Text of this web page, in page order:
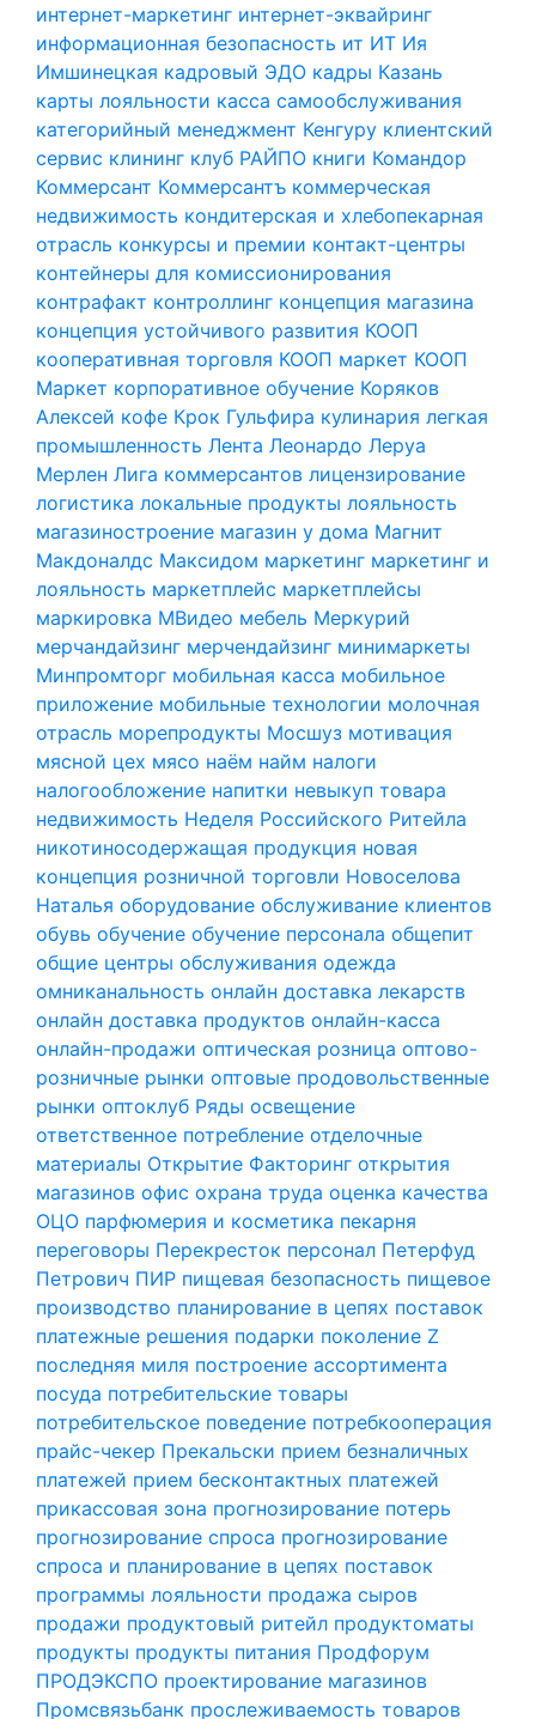
интернет-маркетинг интернет-эквайринг
информационная безопасность ит ИТ Ия
Имшинецкая кадровый ЭДО кадры Казань
карты лояльности касса самообслуживания
категорийный менеджмент Кенгуру клиентский
сервис клининг клуб РАЙПО книги Командор
Коммерсант Коммерсантъ коммерческая
недвижимость кондитерская и хлебопекарная
отрасль конкурсы и премии контакт-центры
контейнеры для комиссионирования
контрафакт контроллинг концепция магазина
концепция устойчивого развития КООП
кооперативная торговля КООП маркет КООП
Маркет корпоративное обучение Коряков
Алексей кофе Крок Гульфира кулинария легкая
промышленность Лента Леонардо Леруа
Мерлен Лига коммерсантов лицензирование
логистика локальные продукты лояльность
магазиностроение магазин у дома Магнит
Макдоналдс Максидом маркетинг маркетинг и
лояльность маркетплейс маркетплейсы
маркировка МВидео мебель Меркурий
мерчандайзинг мерчендайзинг минимаркеты
Минпромторг мобильная касса мобильное
приложение мобильные технологии молочная
отрасль морепродукты Мосшуз мотивация
мясной цех мясо наём найм налоги
налогообложение напитки невыкуп товара
недвижимость Неделя Российского Ритейла
никотиносодержащая продукция новая
концепция розничной торговли Новоселова
Наталья оборудование обслуживание клиентов
обувь обучение обучение персонала общепит
общие центры обслуживания одежда
омниканальность онлайн доставка лекарств
онлайн доставка продуктов онлайн-касса
онлайн-продажи оптическая розница оптово-
розничные рынки оптовые продовольственные
рынки оптоклуб Ряды освещение
ответственное потребление отделочные
материалы Открытие Факторинг открытия
магазинов офис охрана труда оценка качества
ОЦО парфюмерия и косметика пекарня
переговоры Перекресток персонал Петерфуд
Петрович ПИР пищевая безопасность пищевое
производство планирование в цепях поставок
платежные решения подарки поколение Z
последняя миля построение ассортимента
посуда потребительские товары
потребительское поведение потребкооперация
прайс-чекер Прекальски прием безналичных
платежей прием бесконтактных платежей
прикассовая зона прогнозирование потерь
прогнозирование спроса прогнозирование
спроса и планирование в цепях поставок
программы лояльности продажа сыров
продажи продуктовый ритейл продуктоматы
продукты продукты питания Продфорум
ПРОДЭКСПО проектирование магазинов
Промсвязьбанк прослеживаемость товаров